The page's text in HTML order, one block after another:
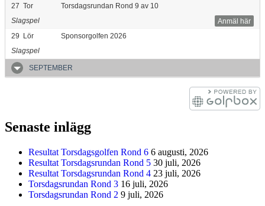
27 Tor
Torsdagsrundan Rond 9 av 10
Anmäl här
Slagspel
29 Lör
Sponsorgolfen 2026
Slagspel
SEPTEMBER
Senaste inlägg
Resultat Torsdagsgolfen Rond 6 6 augusti, 2026
Resultat Torsdagsrundan Rond 5 30 juli, 2026
Resultat Torsdagsrundan Rond 4 23 juli, 2026
Torsdagsrundan Rond 3 16 juli, 2026
Torsdagsrundan Rond 2 9 juli, 2026